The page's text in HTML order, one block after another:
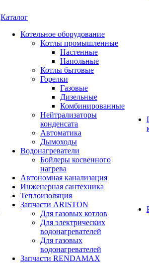
Каталог
Котельное оборудование
Котлы промышленные
Настенные
Напольные
Котлы бытовые
Горелки
Газовые
Дизельные
Комбинированные
Нейтрализаторы
конденсата
Автоматика
Дымоходы
Водонагреватели
Бойлеры косвенного
нагрева
Автономная канализация
Инженерная сантехника
Теплоизоляция
Запчасти ARISTON
Для газовых котлов
Для электрических
водонагревателей
Для газовых
водонагревателей
Запчасти RENDAMAX